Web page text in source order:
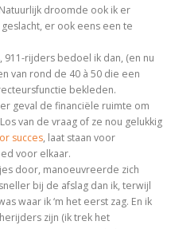
droomde ook ik er
er ook eens een te
rijders bedoel ik dan, (en nu
van rond de 40 à 50 die een
bekleden.
geval de financiële ruimte om
van de vraag of ze nou gelukkig
succes, laat staan voor
voor elkaar.
door, manoeuvreerde zich
bij de afslag dan ik, terwijl
waar ik ‘m het eerst zag. En ik
zijn (ik trek het